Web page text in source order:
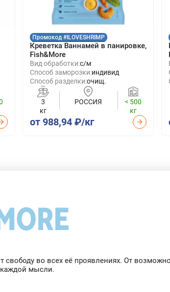
Промокод #ILOVESHRIMP
Креветка Ваннамей в панировке,
Fish&More
Вид обработки:с/м
Способ заморозки:индивид
Способ разделки:очищ.
3
кг
РОССИЯ
< 500
кг
от 988,94 ₽/кг
свободу во всех её проявлениях. От
мысли.